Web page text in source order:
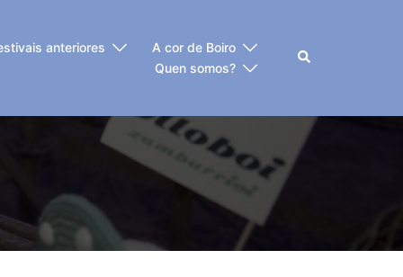
anteriores
A cor de Boiro
Quen somos?
Buscar